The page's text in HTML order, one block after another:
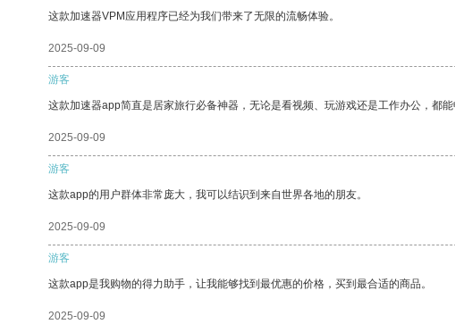
这款加速器VPM应用程序已经为我们带来了无限的流畅体验。
2025-09-09
游客
这款加速器app简直是居家旅行必备神器，无论是看视频、玩游戏还是工作办公，都
2025-09-09
游客
这款app的用户群体非常庞大，我可以结识到来自世界各地的朋友。
2025-09-09
游客
这款app是我购物的得力助手，让我能够找到最优惠的价格，买到最合适的商品。
2025-09-09